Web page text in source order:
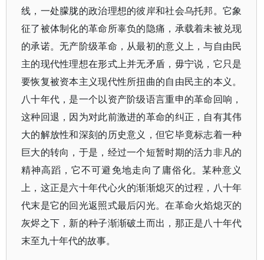
线，一处朦胧的政治理想的彼岸和社会乌托邦。它象
征了被体制化的革命所辜负的隐痛，承载着未被兑现
的承诺。无产阶级革命，从最初的意义上，与自由民
主的现代性理想在形式上并无矛盾，毋宁说，它只是
要恢复被资本主义现代性所扭曲的自由民主的本义。
八十年代，是一个以资产阶级语言重申的革命回响，
这种回退，因为对此前激进的革命的纠正，自有其伟
大的解放性和深刻的历史意义，但它毕竟标志着一种
巨大的转向，于是，经过一个短暂时期的活力非凡的
精神高蹈，它不可避免地走向了庸俗化。某种意义
上，这正是六十年代心火的渐渐熄灭的过程，八十年
代末是它的回光返照式最后闪光。在革命火焰熄灭的
灰烬之下，新的种子渐渐破土而出，那正是八十年代
末至九十年代的故事。